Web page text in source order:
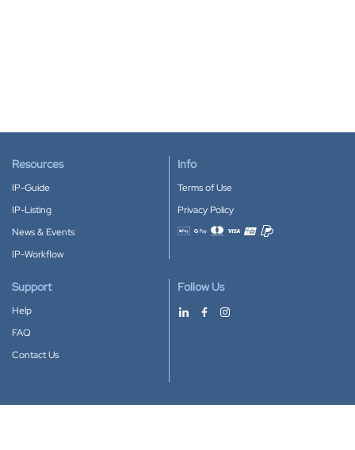
Resources
IP-Guide
IP-Listing
News & Events
IP-Workflow
Info
Terms of Use
Privacy Policy
Accepted payment methods
Support
Help
FAQ
Contact Us
Follow Us